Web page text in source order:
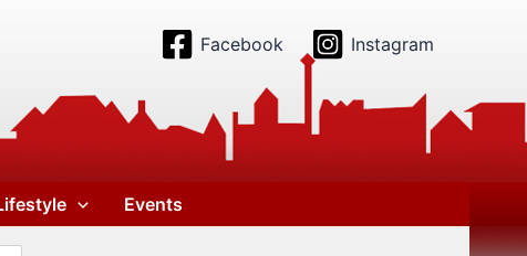
Facebook Instagram
Events